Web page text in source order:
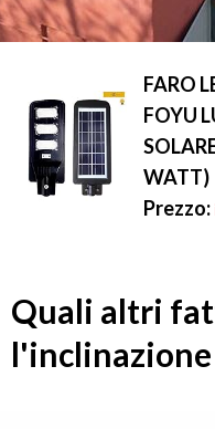
FARO
FOYU
WATT)
Prezzo:
Quali altri